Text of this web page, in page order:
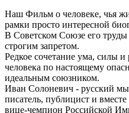
​Наш Фильм о человеке, чья
рамки просто интересной
​В Советском Союзе его
строгим запретом.
​Редкое сочетание ума, силы и
человека по настоящему
идеальным союзником.
​Иван Солоневич - русский
писатель, публицист и
вице-чемпион Российской